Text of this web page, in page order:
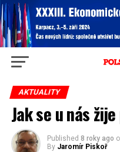
AKTUALITY
Jak se u nás
Published 8 roky ago
By Jaromír Piskoř